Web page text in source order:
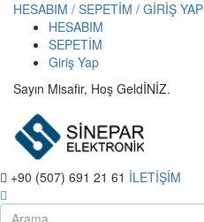
HESABIM / SEPETİM / GİRİŞ YAP
HESABIM
SEPETİM
Giriş Yap
Sayın Misafir, Hoş GeldİNİZ.
+90 (507) 691 21 61 İLETİŞİM